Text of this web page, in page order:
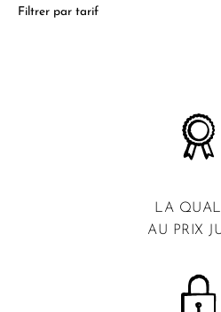
Filtrer par tarif
LA
AU PRIX